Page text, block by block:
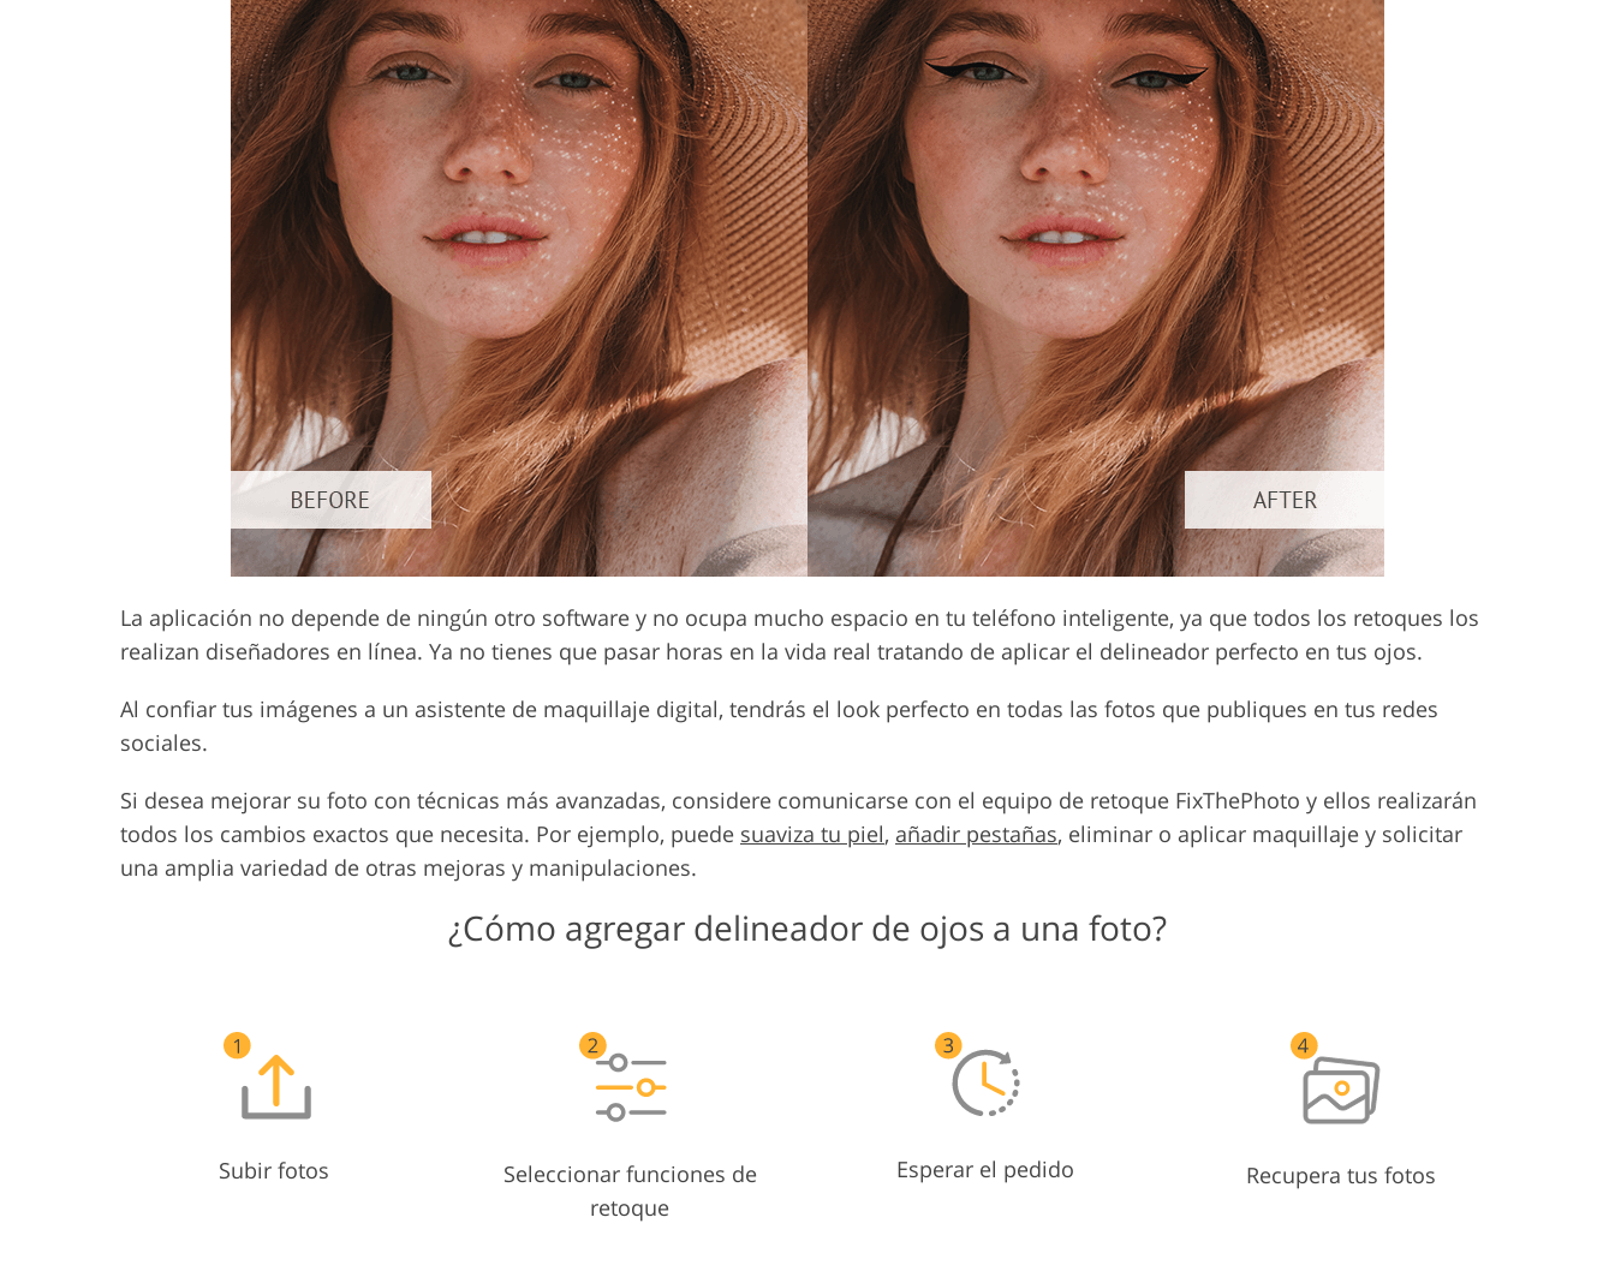
La aplicación no depende de ningún otro software y no ocupa mucho espacio en tu teléfono inteligente, ya que todos los retoques los
realizan diseñadores en línea. Ya no tienes que pasar horas en la vida real tratando de aplicar el delineador perfecto en tus ojos.
Al confiar tus imágenes a un asistente de maquillaje digital, tendrás el look perfecto en todas las fotos que publiques en tus redes
sociales.
Si desea mejorar su foto con técnicas más avanzadas, considere comunicarse con el equipo de retoque FixThePhoto y ellos realizarán
todos los cambios exactos que necesita. Por ejemplo, puede suaviza tu piel, añadir pestañas, eliminar o aplicar maquillaje y solicitar
una amplia variedad de otras mejoras y manipulaciones.
¿Cómo agregar delineador de ojos a una foto?
Subir fotos
Seleccionar funciones de
retoque
Esperar el pedido Recupera tus fotos